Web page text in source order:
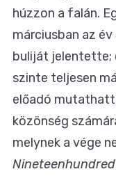
húzzon a falán.
márciusban az
buliját jelentette;
szinte teljesen
előadó
közönség
melynek a vége
Nineteenhundred